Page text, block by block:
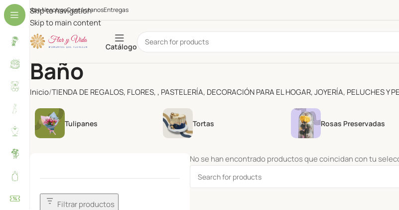
Skip to navigation
Skip to main content
Sobre NosotrosContáctanosEntregas
Catálogo
Baño
Inicio TIENDA DE REGALOS, FLORES, , PASTELERÍA, DECORACIÓN PARA EL HOGAR, JOYERÍA, PELUCHES Y
Tulipanes Tortas Rosas Preservadas
Filtrar productos
No se han encontrado productos que coincidan con tu